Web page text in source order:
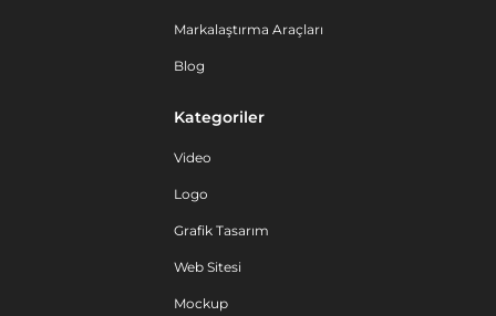
Markalaştırma Araçları
Blog
Kategoriler
Video
Logo
Grafik Tasarım
Web Sitesi
Mockup